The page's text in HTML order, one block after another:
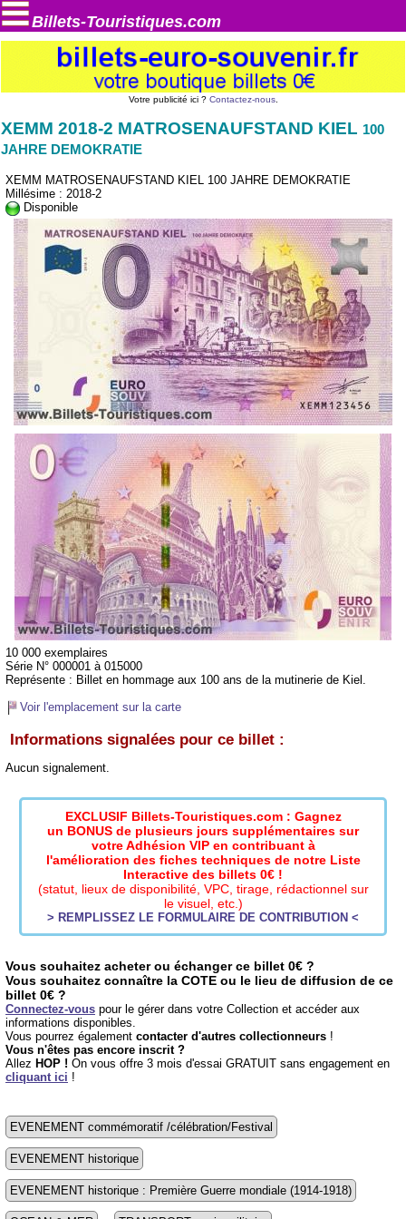
Billets-Touristiques.com
Votre publicité ici ? Contactez-nous.
XEMM 2018-2 MATROSENAUFSTAND KIEL 100
JAHRE DEMOKRATIE
XEMM MATROSENAUFSTAND KIEL 100 JAHRE DEMOKRATIE
Millésime : 2018-2
Disponible
10 000 exemplaires
Série N° 000001 à 015000
Représente : Billet en hommage aux 100 ans de la mutinerie de Kiel.
Voir l'emplacement sur la carte
Informations signalées pour ce billet :
Aucun signalement.
EXCLUSIF Billets-Touristiques.com : Gagnez
un BONUS de plusieurs jours supplémentaires sur
votre Adhésion VIP en contribuant à
l'amélioration des fiches techniques de notre Liste
Interactive des billets 0€ !
(statut, lieux de disponibilité, VPC, tirage, rédactionnel sur
le visuel, etc.)
> REMPLISSEZ LE FORMULAIRE DE CONTRIBUTION <
Vous souhaitez acheter ou échanger ce billet 0€ ?
Vous souhaitez connaître la COTE ou le lieu de diffusion de ce
billet 0€ ?
Connectez-vous pour le gérer dans votre Collection et accéder aux
informations disponibles.
Vous pourrez également contacter d'autres collectionneurs !
Vous n'êtes pas encore inscrit ?
Allez HOP ! On vous offre 3 mois d'essai GRATUIT sans engagement en
cliquant ici !
EVENEMENT commémoratif /célébration/Festival
EVENEMENT historique
EVENEMENT historique : Première Guerre mondiale (1914-1918)